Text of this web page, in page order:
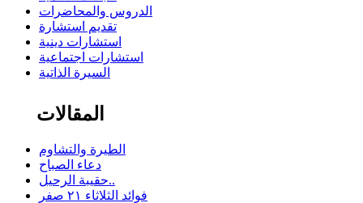
الدروس والمحاضرات
تقديم استشارة
استشارات دينية
استشارات اجتماعية
السيرة الذاتية
المقالات
الطيرة والتشاوم
دعاء الصباح
حقيبة الرحيل..
فوائد الثلاثاء ٢١ صفر